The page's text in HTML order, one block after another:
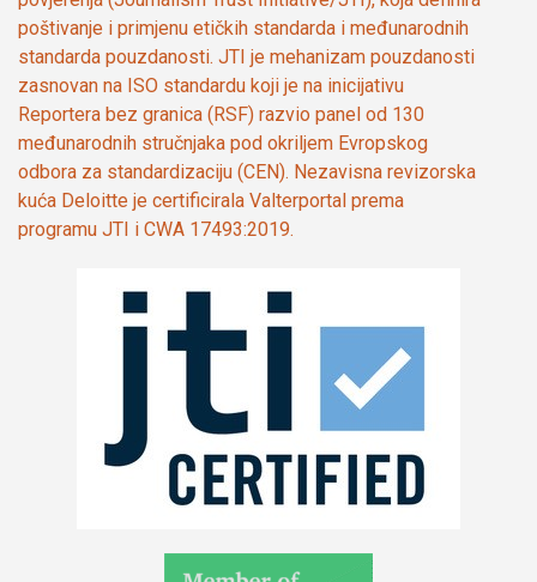
poštivanje i primjenu etičkih standarda i međunarodnih
standarda pouzdanosti. JTI je mehanizam pouzdanosti
zasnovan na ISO standardu koji je na inicijativu
Reportera bez granica (RSF) razvio panel od 130
međunarodnih stručnjaka pod okriljem Evropskog
odbora za standardizaciju (CEN). Nezavisna revizorska
kuća Deloitte je certificirala Valterportal prema
programu JTI i CWA 17493:2019.